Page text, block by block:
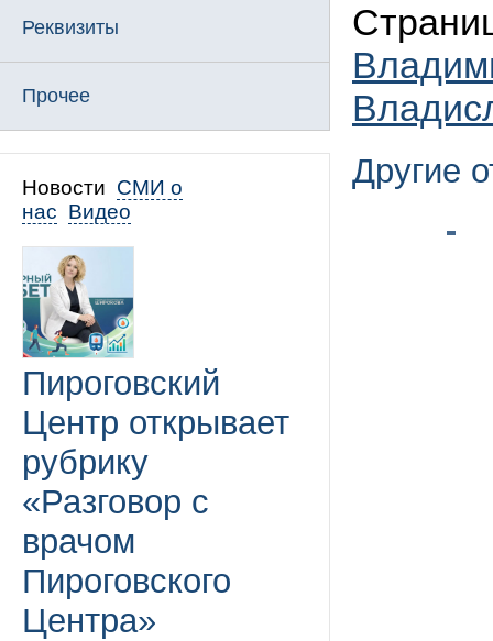
Реквизиты
Прочее
Новости СМИ о
нас Видео
Пироговский
Центр открывает
рубрику
«Разговор с
врачом
Пироговского
Центра»
Другие